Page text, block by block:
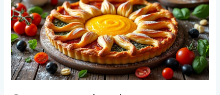
téfal